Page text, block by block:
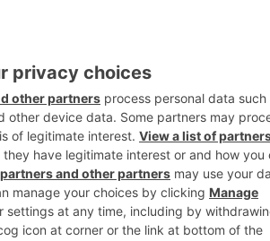
la Guardia Civil
movilizan personal
de la Diputación de
una Unidad
2
3